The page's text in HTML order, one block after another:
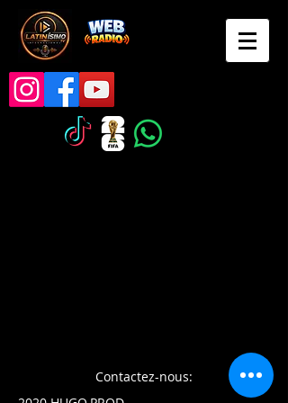
Contactez-nous: